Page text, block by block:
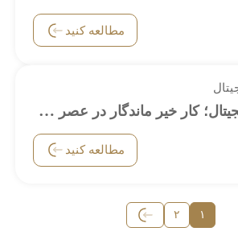
مطالعه کنید
نذر فرهنگی دیجیتال؛ کار خیر ماندگار در عصر فناوری
مطالعه کنید
Posts
pagination
۱ ۲